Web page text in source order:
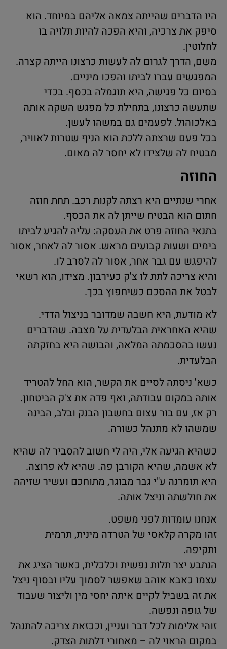
היו הדברים שהייתה צמאה אליהם במיוחד. הוא
סיפק את צרכיה, והיא הפכה להיות תלויה בו
לחלוטין.
משם, הדרך לגרום לה לעשות כרצונו הייתה קצרה.
המפגשים עברו לביתו והפכו מיניים.
בסיום כל פגישה, היא תוגמלה בכסף. בכדי
שתעשה כרצונו, בתחילת כל מפגש השקה אותה
באלכוהול. לפעמים גם במשהו לעשן.
בכל פעם שרצתה ללכת הוא הניף שטרות לאוויר,
מבטיח לה שלצידו לא יחסר לה מאום.
החוזה
אחרי שנתיים היא רצתה לקנות רכב. תחת חוזה
חתום הוא הבטיח שייתן לה את הכסף.
בתנאי החוזה פרט את העסקה: עליה להגיע לביתו
בימים ושעות קבועים מראש. אסור לה לאחר, אסור
להיפגש עם גבר אחר, אסור לה לסרב לו.
והיא צריכה לתת לו צ'ק כעירבון. מצידו, הוא רשאי
לבטל את ההסכם כשיחפוץ בכך.
לא מודעת, היא חשבה שמדובר בניצול הדדי.
שהיא האחראית הבלעדית על מצבה. שהדברים
נעשו בהסכמתה המלאה, והבושה היא בחזקתה
הבלעדית.
כשא' ניסתה לסיים את הקשר, הוא החל להטריד
אותה במקום עבודתה, ואף פדה את צ'ק הביטחון.
רק אז, עם בור עצום בחשבון הבנק ובלב, הבינה
שמשהו לא מתנהל כשורה.
כשהיא הגיעה אלי, היה לי חשוב להסביר לה שהיא
לא אשמה, שהיא הקורבן פה. שהיא לא פרוצה.
היא תומרנה ע"י גבר מבוגר, מתוחכם ועשיר שזיהה
את חולשתה וניצל אותה.
אנחנו עומדות לפני משפט.
זהו מקרה קלאסי של הטרדה מינית, תרמית
ותקיפה.
הנתבע יצר תלות נפשית וכלכלית, כאשר הציג את
עצמו כאבא אוהב שאפשר לסמוך עליו ובסוף ניצל
את זה בשביל לקיים איתה יחסי מין וליצור שעבוד
של גופה ונפשה.
זוהי אלימות לכל דבר ועניין, וככזאת צריכה להתנהל
במקום הראוי לה – מאחורי דלתות הצדק.